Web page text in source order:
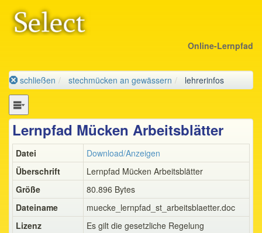
Online-Lernpfad
schließen stechmücken an gewässern lehrerinfos
Lernpfad Mücken Arbeitsblätter
Datei
Download/Anzeigen
Überschrift
Lernpfad Mücken Arbeitsblätter
Größe
80.896 Bytes
Dateiname
muecke_lernpfad_st_arbeitsblaetter.doc
Lizenz
Es gilt die gesetzliche Regelung